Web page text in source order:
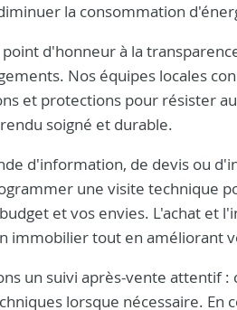
la consommation
d'honneur à la
Nos équipes locales
et protections pour résister
soigné et durable.
d'information, de devis ou
une visite technique
et vos envies. L'achat et
immobilier tout en améliorant
un suivi après-vente attentif
lorsque nécessaire.